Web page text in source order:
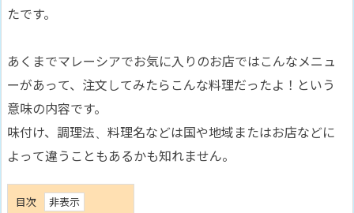
たです。
あくまでマレーシアでお気に入りのお店ではこんなメニュ
ーがあって、注文してみたらこんな料理だったよ！という
意味の内容です。
味付け、調理法、料理名などは国や地域またはお店などに
よって違うこともあるかも知れません。
目次